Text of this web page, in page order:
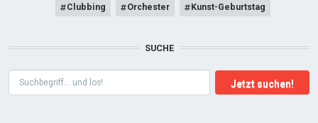
Clubbing Orchester Kunst-Geburtstag
SUCHE